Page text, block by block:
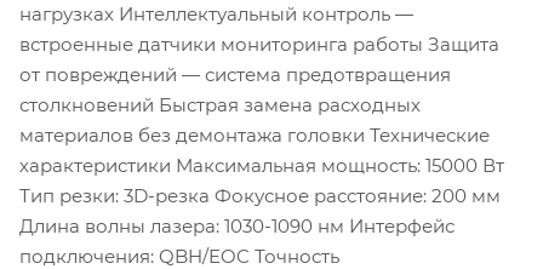
нагрузках Интеллектуальный контроль —
встроенные датчики мониторинга работы Защита
от повреждений — система предотвращения
столкновений Быстрая замена расходных
материалов без демонтажа головки Технические
характеристики Максимальная мощность: 15000 Вт
Тип резки: 3D-резка Фокусное расстояние: 200 мм
Длина волны лазера: 1030-1090 нм Интерфейс
подключения: QBH/EOC Точность